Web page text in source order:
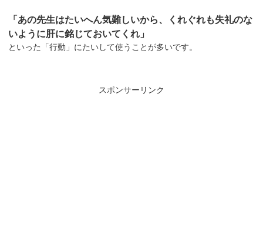
「あの先生はたいへん気難しいから、くれぐれも失礼のな
いように肝に銘じておいてくれ」
といった「行動」にたいして使うことが多いです。
スポンサーリンク